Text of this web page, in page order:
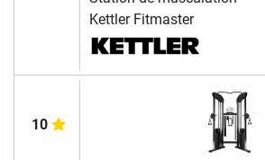
Kettler Fitmaster
10